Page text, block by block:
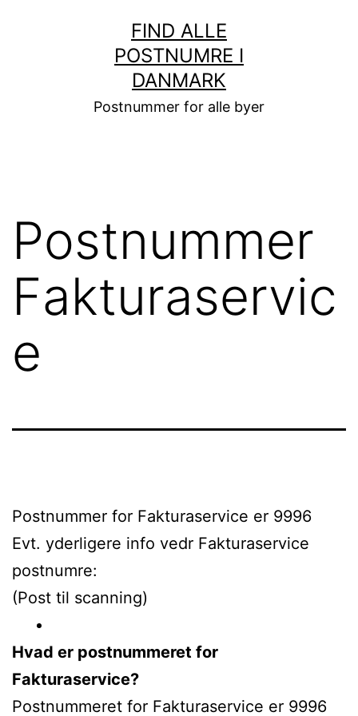
FIND ALLE
POSTNUMRE I
DANMARK
Postnummer for alle byer
Postnummer
Fakturaservic
e
Postnummer for Fakturaservice er 9996
Evt. yderligere info vedr Fakturaservice
postnumre:
(Post til scanning)
Hvad er postnummeret for
Fakturaservice?
Postnummeret for Fakturaservice er 9996